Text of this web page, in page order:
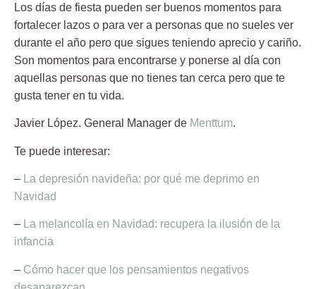
Los días de fiesta pueden ser buenos momentos para
fortalecer lazos o para ver a personas que no sueles ver
durante el año pero que sigues teniendo aprecio y cariño.
Son momentos para encontrarse y ponerse al día con
aquellas personas que no tienes tan cerca pero que te
gusta tener en tu vida.
Javier López. General Manager de Menttum.
Te puede interesar:
–
La depresión navideña: por qué me deprimo en
Navidad
– La melancolía en Navidad: recupera la ilusión de la
infancia
– Cómo hacer que los pensamientos negativos